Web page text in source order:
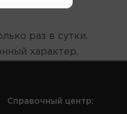
раз в сутки.
характер.
Справочный центр: